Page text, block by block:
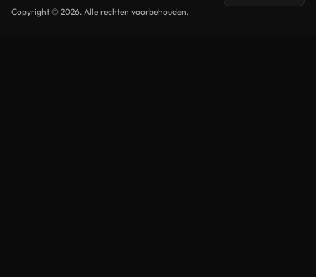
Copyright © 2026. Alle rechten voorbehouden.